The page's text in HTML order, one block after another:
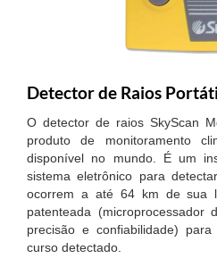
Detector de Raios
O detector de raios SkyScan
produto de monitoramento
disponível no mundo. É um
sistema eletrônico para
ocorrem a até 64 km de sua
patenteada (microprocessador
precisão e confiabilidade)
curso detectado.